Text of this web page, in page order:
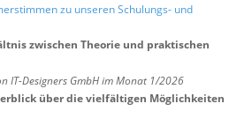
zu unseren Schulungs- und
zwischen Theorie und praktischen
IT-Designers GmbH im Monat 1/2026
über die vielfältigen Möglichkeiten